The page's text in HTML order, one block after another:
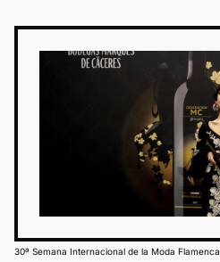
30ª Semana Internacional de la Moda Flamenca